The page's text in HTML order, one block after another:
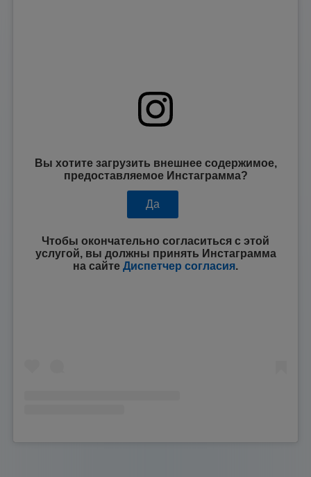
Вы хотите загрузить внешнее содержимое,
предоставляемое Инстаграмма?
Да
Чтобы окончательно согласиться с этой
услугой, вы должны принять Инстаграмма
на сайте Диспетчер согласия.